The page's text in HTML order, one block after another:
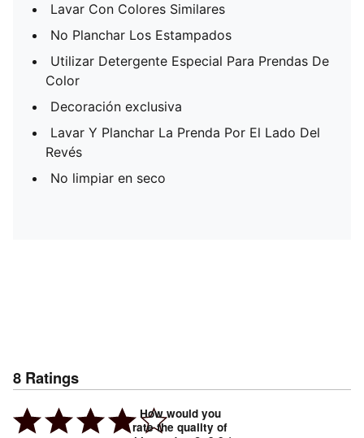
Lavar Con Colores Similares
No Planchar Los Estampados
Utilizar Detergente Especial Para Prendas De
Color
Decoración exclusiva
Lavar Y Planchar La Prenda Por El Lado Del
Revés
No limpiar en seco
8 Ratings
How would you
rate the quality of